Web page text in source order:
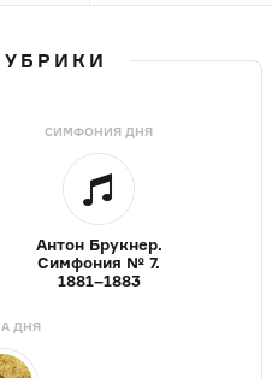
СИМФОНИЯ ДНЯ
Антон Брукнер.
Симфония № 7.
1881–1883
ДНЯ